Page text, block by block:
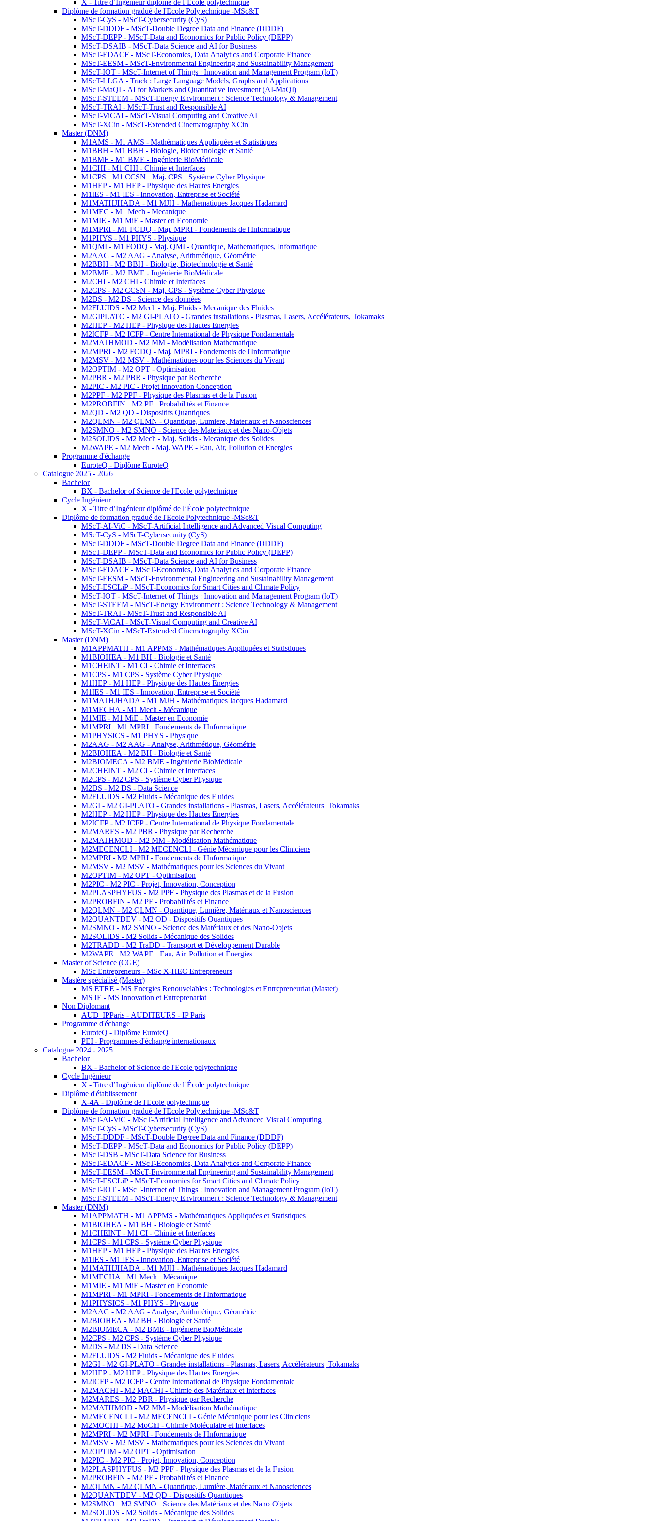
X - Titre d’Ingénieur diplômé de l’École polytechnique
Diplôme de formation gradué de l'Ecole Polytechnique -MSc&T
MScT-CyS - MScT-Cybersecurity (CyS)
MScT-DDDF - MScT-Double Degree Data and Finance (DDDF)
MScT-DEPP - MScT-Data and Economics for Public Policy (DEPP)
MScT-DSAIB - MScT-Data Science and AI for Business
MScT-EDACF - MScT-Economics, Data Analytics and Corporate Finance
MScT-EESM - MScT-Environmental Engineering and Sustainability Management
MScT-IOT - MScT-Internet of Things : Innovation and Management Program (IoT)
MScT-LLGA - Track : Large Language Models, Graphs and Applications
MScT-MaQI - AI for Markets and Quantitative Investment (AI-MaQI)
MScT-STEEM - MScT-Energy Environment : Science Technology & Management
MScT-TRAI - MScT-Trust and Responsible AI
MScT-ViCAI - MScT-Visual Computing and Creative AI
MScT-XCin - MScT-Extended Cinematography XCin
Master (DNM)
M1AMS - M1 AMS - Mathématiques Appliquées et Statistiques
M1BBH - M1 BBH - Biologie, Biotechnologie et Santé
M1BME - M1 BME - Ingénierie BioMédicale
M1CHI - M1 CHI - Chimie et Interfaces
M1CPS - M1 CCSN - Maj. CPS - Système Cyber Physique
M1HEP - M1 HEP - Physique des Hautes Energies
M1IES - M1 IES - Innovation, Entreprise et Société
M1MATHJHADA - M1 MJH - Mathematiques Jacques Hadamard
M1MEC - M1 Mech - Mecanique
M1MIE - M1 MiE - Master en Economie
M1MPRI - M1 FODQ - Maj. MPRI - Fondements de l'Informatique
M1PHYS - M1 PHYS - Physique
M1QMI - M1 FODQ - Maj. QMI - Quantique, Mathematiques, Informatique
M2AAG - M2 AAG - Analyse, Arithmétique, Géométrie
M2BBH - M2 BBH - Biologie, Biotechnologie et Santé
M2BME - M2 BME - Ingénierie BioMédicale
M2CHI - M2 CHI - Chimie et Interfaces
M2CPS - M2 CCSN - Maj. CPS - Système Cyber Physique
M2DS - M2 DS - Science des données
M2FLUIDS - M2 Mech - Maj. Fluids - Mecanique des Fluides
M2GIPLATO - M2 GI-PLATO - Grandes installations - Plasmas, Lasers, Accélérateurs, Tokamaks
M2HEP - M2 HEP - Physique des Hautes Energies
M2ICFP - M2 ICFP - Centre International de Physique Fondamentale
M2MATHMOD - M2 MM - Modélisation Mathématique
M2MPRI - M2 FODQ - Maj. MPRI - Fondements de l'Informatique
M2MSV - M2 MSV - Mathématiques pour les Sciences du Vivant
M2OPTIM - M2 OPT - Optimisation
M2PBR - M2 PBR - Physique par Recherche
M2PIC - M2 PIC - Projet Innovation Conception
M2PPF - M2 PPF - Physique des Plasmas et de la Fusion
M2PROBFIN - M2 PF - Probabilités et Finance
M2QD - M2 QD - Dispositifs Quantiques
M2QLMN - M2 QLMN - Quantique, Lumiere, Materiaux et Nanosciences
M2SMNO - M2 SMNO - Science des Materiaux et des Nano-Objets
M2SOLIDS - M2 Mech - Maj. Solids - Mecanique des Solides
M2WAPE - M2 Mech - Maj. WAPE - Eau, Air, Pollution et Energies
Programme d'échange
EuroteQ - Diplôme EuroteQ
Catalogue 2025 - 2026
Bachelor
BX - Bachelor of Science de l'Ecole polytechnique
Cycle Ingénieur
X - Titre d’Ingénieur diplômé de l’École polytechnique
Diplôme de formation gradué de l'Ecole Polytechnique -MSc&T
MScT-AI-ViC - MScT-Artificial Intelligence and Advanced Visual Computing
MScT-CyS - MScT-Cybersecurity (CyS)
MScT-DDDF - MScT-Double Degree Data and Finance (DDDF)
MScT-DEPP - MScT-Data and Economics for Public Policy (DEPP)
MScT-DSAIB - MScT-Data Science and AI for Business
MScT-EDACF - MScT-Economics, Data Analytics and Corporate Finance
MScT-EESM - MScT-Environmental Engineering and Sustainability Management
MScT-ESCLiP - MScT-Economics for Smart Cities and Climate Policy
MScT-IOT - MScT-Internet of Things : Innovation and Management Program (IoT)
MScT-STEEM - MScT-Energy Environment : Science Technology & Management
MScT-TRAI - MScT-Trust and Responsible AI
MScT-ViCAI - MScT-Visual Computing and Creative AI
MScT-XCin - MScT-Extended Cinematography XCin
Master (DNM)
M1APPMATH - M1 APPMS - Mathématiques Appliquées et Statistiques
M1BIOHEA - M1 BH - Biologie et Santé
M1CHEINT - M1 CI - Chimie et Interfaces
M1CPS - M1 CPS - Système Cyber Physique
M1HEP - M1 HEP - Physique des Hautes Energies
M1IES - M1 IES - Innovation, Entreprise et Société
M1MATHJHADA - M1 MJH - Mathématiques Jacques Hadamard
M1MECHA - M1 Mech - Mécanique
M1MIE - M1 MiE - Master en Economie
M1MPRI - M1 MPRI - Fondements de l'Informatique
M1PHYSICS - M1 PHYS - Physique
M2AAG - M2 AAG - Analyse, Arithmétique, Géométrie
M2BIOHEA - M2 BH - Biologie et Santé
M2BIOMECA - M2 BME - Ingénierie BioMédicale
M2CHEINT - M2 CI - Chimie et Interfaces
M2CPS - M2 CPS - Système Cyber Physique
M2DS - M2 DS - Data Science
M2FLUIDS - M2 Fluids - Mécanique des Fluides
M2GI - M2 GI-PLATO - Grandes installations - Plasmas, Lasers, Accélérateurs, Tokamaks
M2HEP - M2 HEP - Physique des Hautes Energies
M2ICFP - M2 ICFP - Centre International de Physique Fondamentale
M2MARES - M2 PBR - Physique par Recherche
M2MATHMOD - M2 MM - Modélisation Mathématique
M2MECENCLI - M2 MECENCLI - Génie Mécanique pour les Cliniciens
M2MPRI - M2 MPRI - Fondements de l'Informatique
M2MSV - M2 MSV - Mathématiques pour les Sciences du Vivant
M2OPTIM - M2 OPT - Optimisation
M2PIC - M2 PIC - Projet, Innovation, Conception
M2PLASPHYFUS - M2 PPF - Physique des Plasmas et de la Fusion
M2PROBFIN - M2 PF - Probabilités et Finance
M2QLMN - M2 QLMN - Quantique, Lumière, Matériaux et Nanosciences
M2QUANTDEV - M2 QD - Dispositifs Quantiques
M2SMNO - M2 SMNO - Science des Matériaux et des Nano-Objets
M2SOLIDS - M2 Solids - Mécanique des Solides
M2TRADD - M2 TraDD - Transport et Développement Durable
M2WAPE - M2 WAPE - Eau, Air, Pollution et Énergies
Master of Science (CGE)
MSc Entrepreneurs - MSc X-HEC Entrepreneurs
Mastère spécialisé (Master)
MS ETRE - MS Energies Renouvelables : Technologies et Entrepreneuriat (Master)
MS IE - MS Innovation et Entreprenariat
Non Diplomant
AUD_IPParis - AUDITEURS - IP Paris
Programme d'échange
EuroteQ - Diplôme EuroteQ
PEI - Programmes d'échange internationaux
Catalogue 2024 - 2025
Bachelor
BX - Bachelor of Science de l'Ecole polytechnique
Cycle Ingénieur
X - Titre d’Ingénieur diplômé de l’École polytechnique
Diplôme d'établissement
X-4A - Diplôme de l'Ecole polytechnique
Diplôme de formation gradué de l'Ecole Polytechnique -MSc&T
MScT-AI-ViC - MScT-Artificial Intelligence and Advanced Visual Computing
MScT-CyS - MScT-Cybersecurity (CyS)
MScT-DDDF - MScT-Double Degree Data and Finance (DDDF)
MScT-DEPP - MScT-Data and Economics for Public Policy (DEPP)
MScT-DSB - MScT-Data Science for Business
MScT-EDACF - MScT-Economics, Data Analytics and Corporate Finance
MScT-EESM - MScT-Environmental Engineering and Sustainability Management
MScT-ESCLiP - MScT-Economics for Smart Cities and Climate Policy
MScT-IOT - MScT-Internet of Things : Innovation and Management Program (IoT)
MScT-STEEM - MScT-Energy Environment : Science Technology & Management
Master (DNM)
M1APPMATH - M1 APPMS - Mathématiques Appliquées et Statistiques
M1BIOHEA - M1 BH - Biologie et Santé
M1CHEINT - M1 CI - Chimie et Interfaces
M1CPS - M1 CPS - Système Cyber Physique
M1HEP - M1 HEP - Physique des Hautes Energies
M1IES - M1 IES - Innovation, Entreprise et Société
M1MATHJHADA - M1 MJH - Mathématiques Jacques Hadamard
M1MECHA - M1 Mech - Mécanique
M1MIE - M1 MiE - Master en Economie
M1MPRI - M1 MPRI - Fondements de l'Informatique
M1PHYSICS - M1 PHYS - Physique
M2AAG - M2 AAG - Analyse, Arithmétique, Géométrie
M2BIOHEA - M2 BH - Biologie et Santé
M2BIOMECA - M2 BME - Ingénierie BioMédicale
M2CPS - M2 CPS - Système Cyber Physique
M2DS - M2 DS - Data Science
M2FLUIDS - M2 Fluids - Mécanique des Fluides
M2GI - M2 GI-PLATO - Grandes installations - Plasmas, Lasers, Accélérateurs, Tokamaks
M2HEP - M2 HEP - Physique des Hautes Energies
M2ICFP - M2 ICFP - Centre International de Physique Fondamentale
M2MACHI - M2 MACHI - Chimie des Matériaux et Interfaces
M2MARES - M2 PBR - Physique par Recherche
M2MATHMOD - M2 MM - Modélisation Mathématique
M2MECENCLI - M2 MECENCLI - Génie Mécanique pour les Cliniciens
M2MOCHI - M2 MoChI - Chimie Moléculaire et Interfaces
M2MPRI - M2 MPRI - Fondements de l'Informatique
M2MSV - M2 MSV - Mathématiques pour les Sciences du Vivant
M2OPTIM - M2 OPT - Optimisation
M2PIC - M2 PIC - Projet, Innovation, Conception
M2PLASPHYFUS - M2 PPF - Physique des Plasmas et de la Fusion
M2PROBFIN - M2 PF - Probabilités et Finance
M2QLMN - M2 QLMN - Quantique, Lumière, Matériaux et Nanosciences
M2QUANTDEV - M2 QD - Dispositifs Quantiques
M2SMNO - M2 SMNO - Science des Matériaux et des Nano-Objets
M2SOLIDS - M2 Solids - Mécanique des Solides